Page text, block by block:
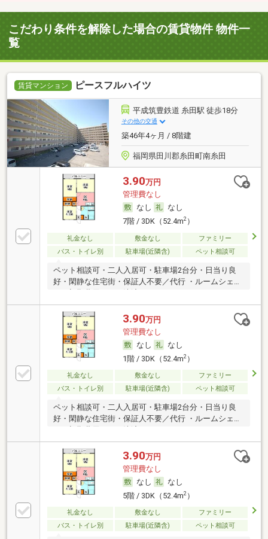
こだわり条件を解除した場合の賃貸物件 物件一
覧
賃貸マンション ピースフルハイツ
平成筑豊鉄道 糸田駅 徒歩18分
その他の交通
築46年4ヶ月 / 8階建
福岡県田川郡糸田町南糸田
3.90万円
管理費なし
なし
なし
7階 / 3DK（52.4m2）
礼金なし 敷金なし
ファミリー
バス・トイレ別
駐車場(近隣含) ペット相談可
ペット相談可・二人入居可・駐車場2台分・日当り良
好・閑静な住宅街・保証人不要／代行 ・ルームシェア
可・初期費用カード決済可
3.90万円
管理費なし
なし
なし
1階 / 3DK（52.4m2）
礼金なし 敷金なし
ファミリー
バス・トイレ別
駐車場(近隣含) ペット相談可
ペット相談可・二人入居可・駐車場2台分・日当り良
好・閑静な住宅街・保証人不要／代行 ・ルームシェア
3.90万円
管理費なし
なし
なし
5階 / 3DK（52.4m2）
礼金なし 敷金なし
ファミリー
バス・トイレ別
駐車場(近隣含) ペット相談可